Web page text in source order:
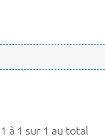
à 1 sur 1 au total